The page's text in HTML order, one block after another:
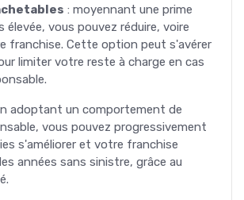
: moyennant une prime
élevée, vous pouvez réduire, voire
franchise. Cette option peut s'avérer
limiter votre reste à charge en cas
adoptant un comportement de
vous pouvez progressivement
s'améliorer et votre franchise
années sans sinistre, grâce au